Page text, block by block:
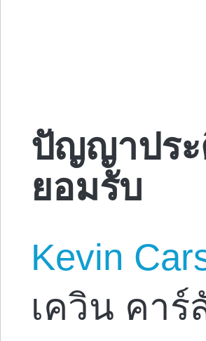
ปัญญาประ
ยอมรับ
Kevin
เควิน คา